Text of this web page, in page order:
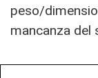
peso/
mancanza del